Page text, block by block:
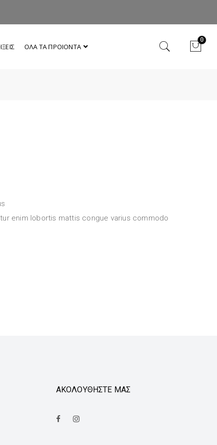
ΟΛΑ ΤΑ ΠΡΟΙΟΝΤΑ
0
enim lobortis mattis congue varius commodo
ΑΚΟΛΟΥΘΗΣΤΕ ΜΑΣ